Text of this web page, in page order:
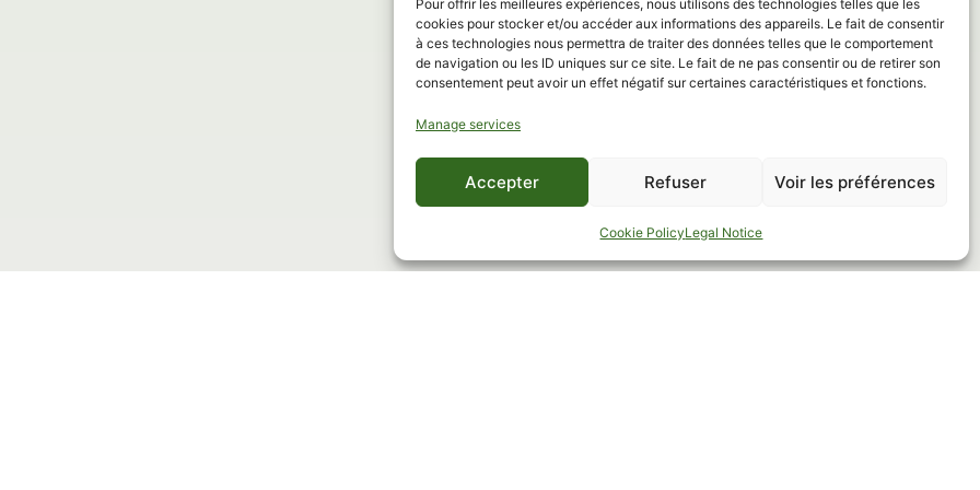
Pour offrir les meilleures expériences, nous utilisons des technologies telles que les
cookies pour stocker et/ou accéder aux informations des appareils. Le fait de consentir
à ces technologies nous permettra de traiter des données telles que le comportement
de navigation ou les ID uniques sur ce site. Le fait de ne pas consentir ou de retirer son
consentement peut avoir un effet négatif sur certaines caractéristiques et fonctions.
Manage services
Accepter Refuser Voir les préférences
Cookie PolicyLegal Notice
best moments with us on